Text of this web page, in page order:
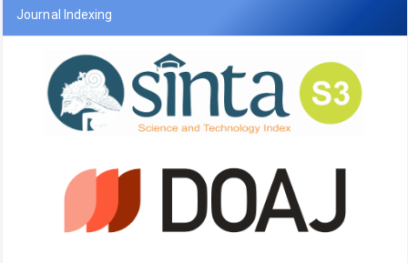
Journal Indexing